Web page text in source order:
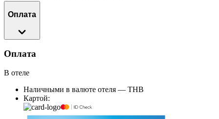
Оплата
Оплата
В отеле
Наличными в валюте отеля — THB
Картой: